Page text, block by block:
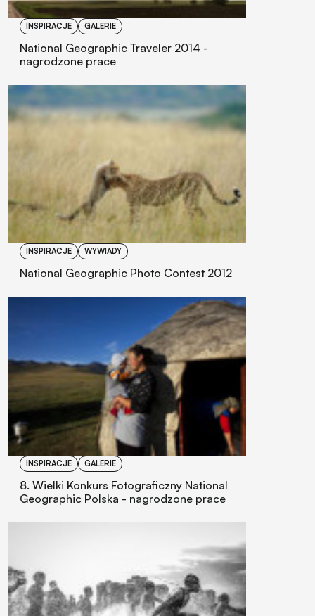
INSPIRACJE GALERIE
National Geographic Traveler 2014 -
nagrodzone prace
INSPIRACJE WYWIADY
National Geographic Photo Contest 2012
INSPIRACJE GALERIE
8. Wielki Konkurs Fotograficzny National
Geographic Polska - nagrodzone prace